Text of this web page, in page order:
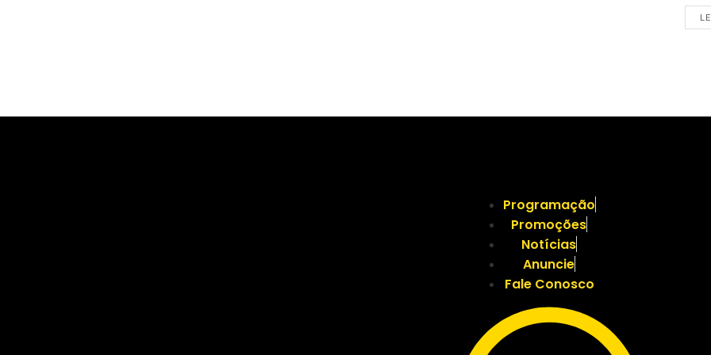
Programação
Promoções
Notícias
Anuncie
Fale Conosco